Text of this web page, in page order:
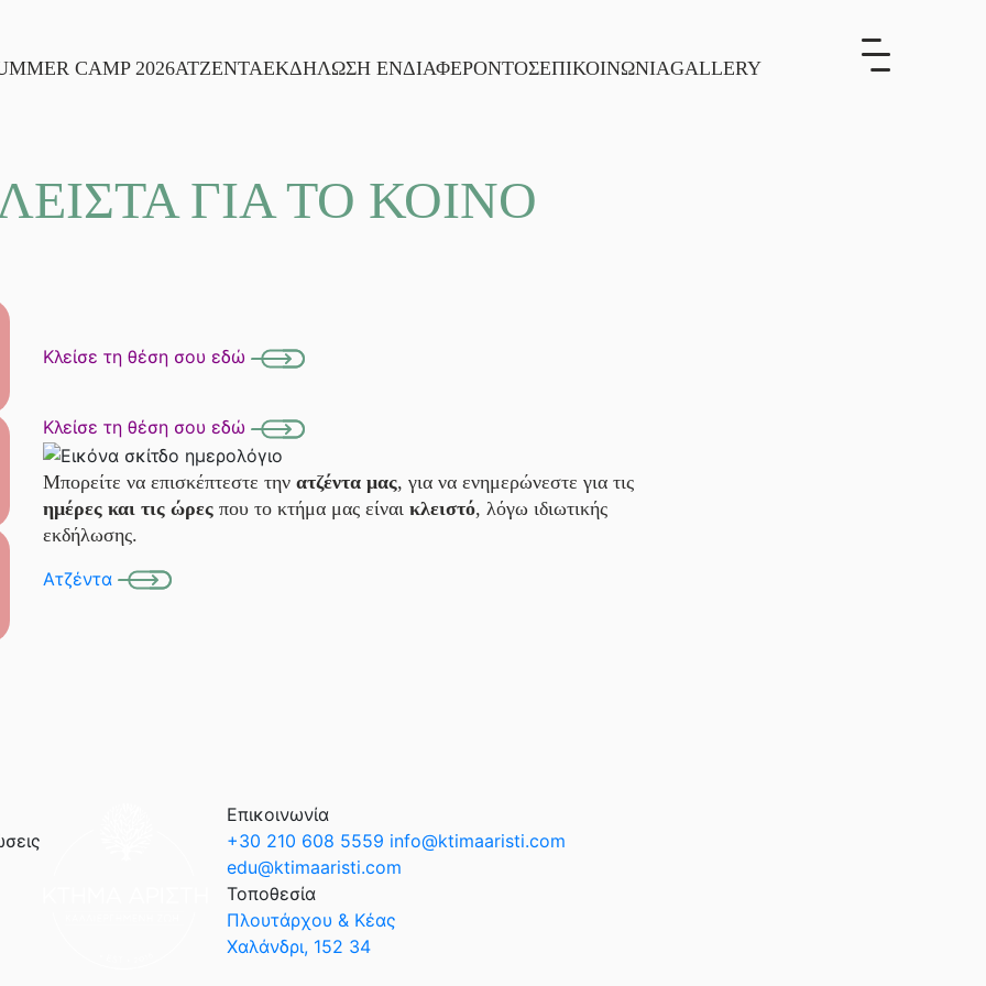
CAMP 2026ΑΤΖΕΝΤΑΕΚΔΗΛΩΣΗ ΕΝΔΙΑΦΕΡΟΝΤΟΣΕΠΙΚΟΙΝΩΝΙΑGALLERY
ΓΙΑ ΤΟ ΚΟΙΝΟ
Κλείσε τη θέση σου εδώ
Κλείσε τη θέση σου εδώ
Μπορείτε να επισκέπτεστε την ατζέντα μας, για να ενημερώνεστε για τις
ημέρες και τις ώρες που το κτήμα μας είναι κλειστό, λόγω ιδιωτικής
εκδήλωσης.
Ατζέντα
Επικοινωνία
+30 210 608 5559 info@ktimaaristi.com
edu@ktimaaristi.com
Τοποθεσία
Πλουτάρχου & Κέας
Χαλάνδρι, 152 34